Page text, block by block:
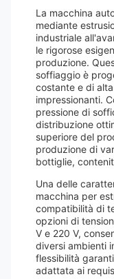
La macchina
mediante
industriale
le rigorose
produzione.
soffiaggio è
costante e di
impressionanti.
pressione di
distribuzione
superiore del
produzione di
bottiglie,
Una delle
macchina per
compatibilità di
opzioni di
V e 220 V,
diversi ambienti
flessibilità
adattata ai